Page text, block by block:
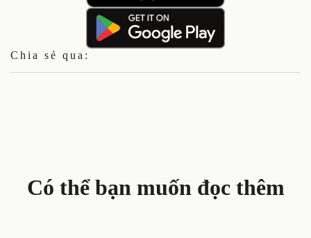
Chia sẻ qua:
Có thể bạn muốn đọc thêm